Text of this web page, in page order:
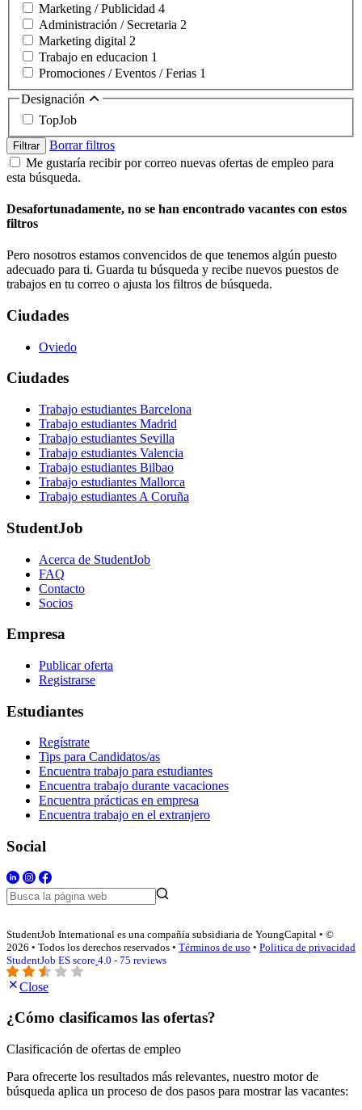
Marketing / Publicidad 4
Administración / Secretaria 2
Marketing digital 2
Trabajo en educacion 1
Promociones / Eventos / Ferias 1
Designación
TopJob
Filtrar
Borrar filtros
Me gustaría recibir por correo nuevas ofertas de empleo para
esta búsqueda.
Desafortunadamente, no se han encontrado vacantes con estos
filtros
Pero nosotros estamos convencidos de que tenemos algún puesto
adecuado para ti. Guarda tu búsqueda y recibe nuevos puestos de
trabajos en tu correo o ajusta los filtros de búsqueda.
Ciudades
Oviedo
Ciudades
Trabajo estudiantes Barcelona
Trabajo estudiantes Madrid
Trabajo estudiantes Sevilla
Trabajo estudiantes Valencia
Trabajo estudiantes Bilbao
Trabajo estudiantes Mallorca
Trabajo estudiantes A Coruña
StudentJob
Acerca de StudentJob
FAQ
Contacto
Socios
Empresa
Publicar oferta
Registrarse
Estudiantes
Regístrate
Tips para Candidatos/as
Encuentra trabajo para estudiantes
Encuentra trabajo durante vacaciones
Encuentra prácticas en empresa
Encuentra trabajo en el extranjero
Social
StudentJob International es una compañía subsidiaria de YoungCapital • ©
2026 • Todos los derechos reservados • Términos de uso • Politica de privacidad
StudentJob ES score 4.0 - 75 reviews
Close
¿Cómo clasificamos las ofertas?
Clasificación de ofertas de empleo
Para ofrecerte los resultados más relevantes, nuestro motor de
búsqueda aplica un proceso de dos pasos para mostrar las vacantes: